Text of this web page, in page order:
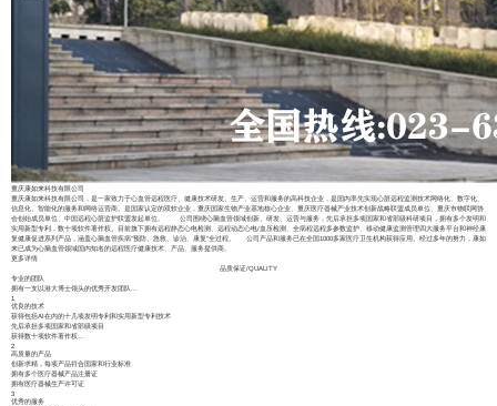
重庆康如来科技有限公司
重庆康如来科技有限公司，是一家致力于心血管远程医疗、健康技术研发、生产、运营和服务的高科技企业，是国内率先实现心脏远程监测技术网络化、数字化、
信息化、智能化的服务和网络运营商。是国家认定的双软企业，重庆国家生物产业基地核心企业、重庆医疗器械产业技术创新战略联盟成员单位、重庆市物联网协
会创始成员单位、中国远程心脏监护联盟发起单位。 公司围绕心脑血管领域创新、研发、运营与服务，先后承担多项国家和省部级科研项目，拥有多个发明和
实用新型专利，数十项软件著作权。目前旗下拥有远程静态心电检测、远程动态心电/血压检测、全病程远程多参数监护、移动健康监测管理四大服务平台和神经康
复健康促进系列产品，涵盖心脑血管疾病“预防、急救、诊治、康复”全过程。 公司产品和服务已在全国1000多家医疗卫生机构获得应用。经过多年的努力，康如
来已成为心脑血管领域国内知名的远程医疗健康技术、产品、服务提供商。
更多详情
品质保证/QUALITY
专业的团队
拥有一支以港大博士领头的优秀开发团队...
1
优良的技术
获得包括AI在内的十几项发明专利和实用新型专利技术
先后承担多项国家和省部级项目
获得数十项软件著作权...
2
高质量的产品
创新求精，每项产品符合国家和行业标准
拥有多个医疗器械产品注册证
拥有医疗器械生产许可证
3
优秀的服务